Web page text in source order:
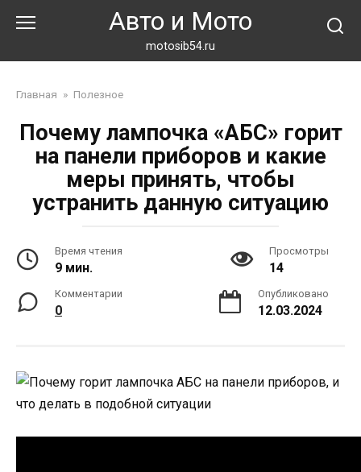
Авто и Мото
motosib54.ru
Главная » Полезное
Почему лампочка «АБС» горит
на панели приборов и какие
меры принять, чтобы
устранить данную ситуацию
Время чтения
9 мин.
Просмотры
14
Комментарии
0
Опубликовано
12.03.2024